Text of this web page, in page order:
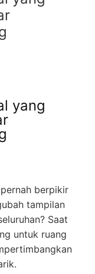
yang
berpikir
tampilan
Saat
untuk ruang